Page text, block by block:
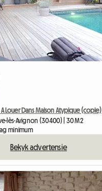
Louer Dans Maison Atypique (copie)
lès-Avignon (30400) | 30 M2
minimum
Bekyk advertensie